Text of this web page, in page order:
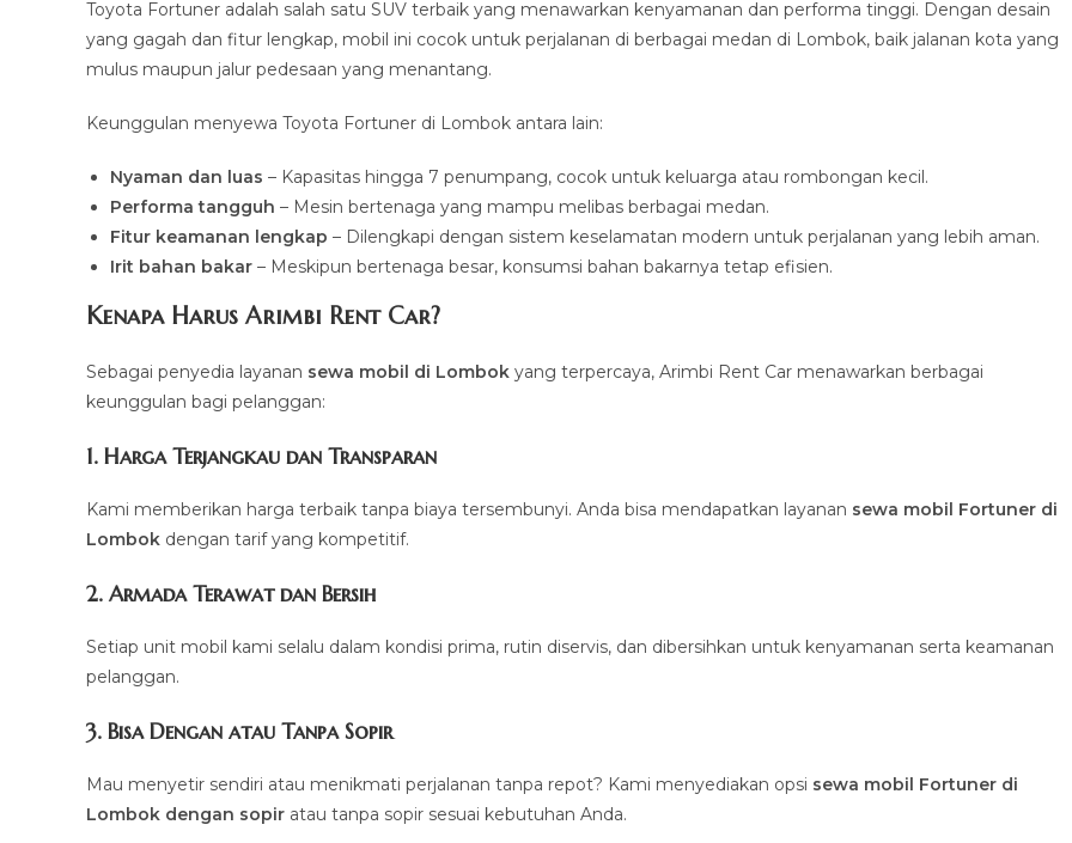
Toyota Fortuner adalah salah satu SUV terbaik yang menawarkan kenyamanan dan performa tinggi. Dengan desain
yang gagah dan fitur lengkap, mobil ini cocok untuk perjalanan di berbagai medan di Lombok, baik jalanan kota yang
mulus maupun jalur pedesaan yang menantang.
Keunggulan menyewa Toyota Fortuner di Lombok antara lain:
Nyaman dan luas – Kapasitas hingga 7 penumpang, cocok untuk keluarga atau rombongan kecil.
Performa tangguh – Mesin bertenaga yang mampu melibas berbagai medan.
Fitur keamanan lengkap – Dilengkapi dengan sistem keselamatan modern untuk perjalanan yang lebih aman.
Irit bahan bakar – Meskipun bertenaga besar, konsumsi bahan bakarnya tetap efisien.
Kenapa Harus Arimbi Rent Car?
Sebagai penyedia layanan sewa mobil di Lombok yang terpercaya, Arimbi Rent Car menawarkan berbagai
keunggulan bagi pelanggan:
1. Harga Terjangkau dan Transparan
Kami memberikan harga terbaik tanpa biaya tersembunyi. Anda bisa mendapatkan layanan sewa mobil Fortuner di
Lombok dengan tarif yang kompetitif.
2. Armada Terawat dan Bersih
Setiap unit mobil kami selalu dalam kondisi prima, rutin diservis, dan dibersihkan untuk kenyamanan serta keamanan
pelanggan.
3. Bisa Dengan atau Tanpa Sopir
Mau menyetir sendiri atau menikmati perjalanan tanpa repot? Kami menyediakan opsi sewa mobil Fortuner di
Lombok dengan sopir atau tanpa sopir sesuai kebutuhan Anda.